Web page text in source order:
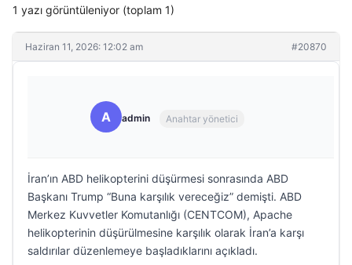
1 yazı görüntüleniyor (toplam 1)
Haziran 11, 2026: 12:02 am #20870
A admin Anahtar yönetici
İran’ın ABD helikopterini düşürmesi sonrasında ABD
Başkanı Trump “Buna karşılık vereceğiz” demişti. ABD
Merkez Kuvvetler Komutanlığı (CENTCOM), Apache
helikopterinin düşürülmesine karşılık olarak İran’a karşı
saldırılar düzenlemeye başladıklarını açıkladı.